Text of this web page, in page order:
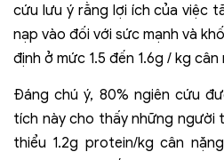
cứu lưu ý rằng lợi ích của việc
nạp vào đối với sức mạnh và
định ở mức 1.5 đến 1.6g / kg
Đáng chú ý, 80% ngiên cứu
tích này cho thấy những người
thiểu 1.2g protein/kg cân